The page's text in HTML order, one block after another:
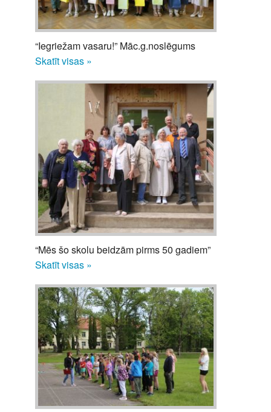
“Iegriežam vasaru!” Māc.g.noslēgums
Skatīt visas »
“Mēs šo skolu beidzām pirms 50 gadiem”
Skatīt visas »